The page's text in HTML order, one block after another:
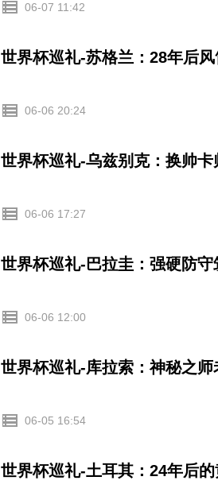
06-07 11:42
世界杯巡礼-苏格兰：28年后
06-06 20:24
世界杯巡礼-乌兹别克：换帅
06-06 17:27
世界杯巡礼-巴拉圭：强硬防
06-06 12:00
世界杯巡礼-库拉索：神秘之
06-05 16:54
世界杯巡礼-土耳其：24年后